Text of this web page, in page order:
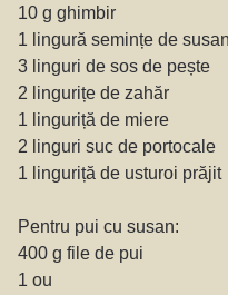
10 g ghimbir
1 lingură semințe de
3 linguri de sos de pește
2 lingurițe de zahăr
1 linguriță de miere
2 linguri suc de portocale
1 linguriță de usturoi prăjit
Pentru pui cu susan:
400 g file de pui
1 ou